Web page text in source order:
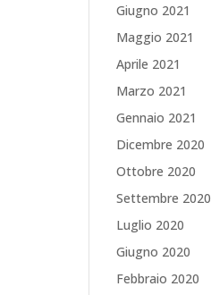
Giugno 2021
Maggio 2021
Aprile 2021
Marzo 2021
Gennaio 2021
Dicembre 2020
Ottobre 2020
Settembre 2020
Luglio 2020
Giugno 2020
Febbraio 2020